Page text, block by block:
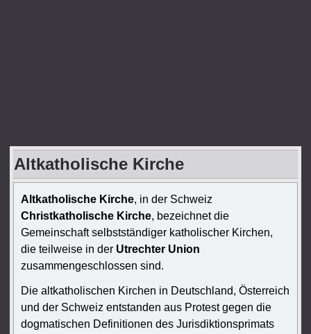
Altkatholische Kirche
Altkatholische Kirche, in der Schweiz
Christkatholische Kirche, bezeichnet die
Gemeinschaft selbstständiger katholischer Kirchen,
die teilweise in der Utrechter Union
zusammengeschlossen sind.
Die altkatholischen Kirchen in Deutschland, Österreich
und der Schweiz entstanden aus Protest gegen die
dogmatischen Definitionen des Jurisdiktionsprimats